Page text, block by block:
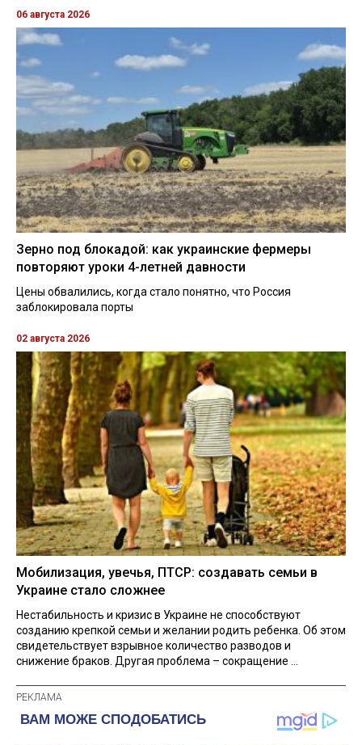
06 августа 2026
Зерно под блокадой: как украинские фермеры
повторяют уроки 4-летней давности
Цены обвалились, когда стало понятно, что Россия
заблокировала порты
02 августа 2026
Мобилизация, увечья, ПТСР: создавать семьи в
Украине стало сложнее
Нестабильность и кризис в Украине не способствуют
созданию крепкой семьи и желании родить ребенка. Об этом
свидетельствует взрывное количество разводов и
снижение браков. Другая проблема – сокращение ...